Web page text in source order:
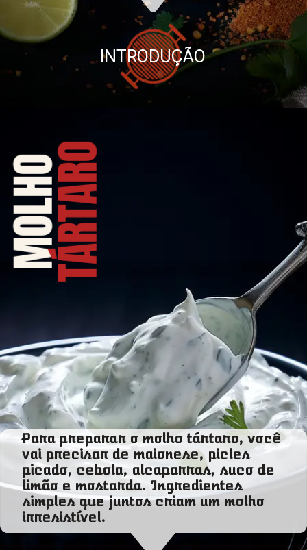
INTRODUÇÃO
TÁRTARO
Para preparar o molho tártaro, você
vai precisar de maionese, picles
picado, cebola, alcaparras, suco de
limão e mostarda. Ingredientes
simples que juntos criam um molho
irresistível.